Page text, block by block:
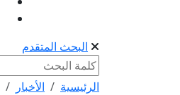
البحث المتقدم
الرئيسية الأخبار